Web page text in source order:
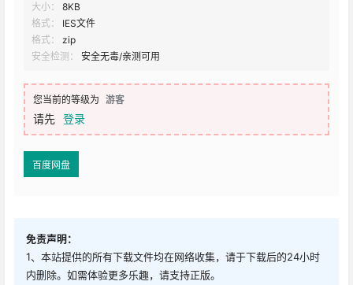
大小：
8KB
格式：
IES文件
格式：
zip
安全检测：
安全无毒/亲测可用
您当前的等级为 游客
请先 登录
百度网盘
免责声明：
1、本站提供的所有下载文件均在网络收集，请于下载后的24小时
内删除。如需体验更多乐趣，请支持正版。